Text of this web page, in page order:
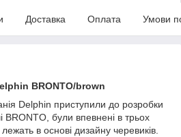
Доставка Оплата Умови
BRONTO/brown
Delphin приступили до розробки
BRONTO, були впевнені в трьох
в основі дизайну черевиків.